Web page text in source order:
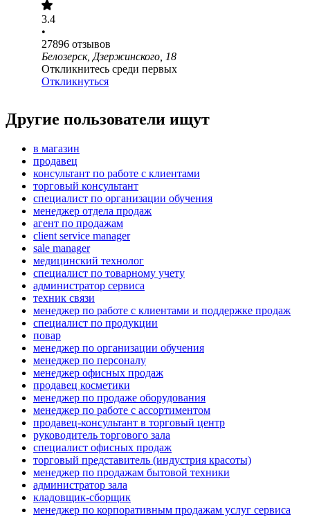
3.4
•
27896 отзывов
Белозерск, Дзержинского, 18
Откликнитесь среди первых
Откликнуться
Другие пользователи ищут
в магазин
продавец
консультант по работе с клиентами
торговый консультант
специалист по организации обучения
менеджер отдела продаж
агент по продажам
client service manager
sale manager
медицинский технолог
специалист по товарному учету
администратор сервиса
техник связи
менеджер по работе с клиентами и поддержке продаж
специалист по продукции
повар
менеджер по организации обучения
менеджер по персоналу
менеджер офисных продаж
продавец косметики
менеджер по продаже оборудования
менеджер по работе с ассортиментом
продавец-консультант в торговый центр
руководитель торгового зала
специалист офисных продаж
торговый представитель (индустрия красоты)
менеджер по продажам бытовой техники
администратор зала
кладовщик-сборщик
менеджер по корпоративным продажам услуг сервиса